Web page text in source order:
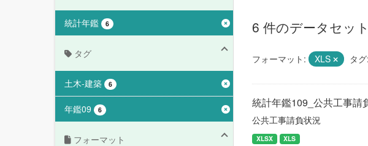
統計年鑑 6
タグ
土木-建築 6
年鑑09 6
フォーマット
6 件のデータセッ
フォーマット: XLS タグ:
統計年鑑109_公共工事請
公共工事請負状況
XLSX XLS